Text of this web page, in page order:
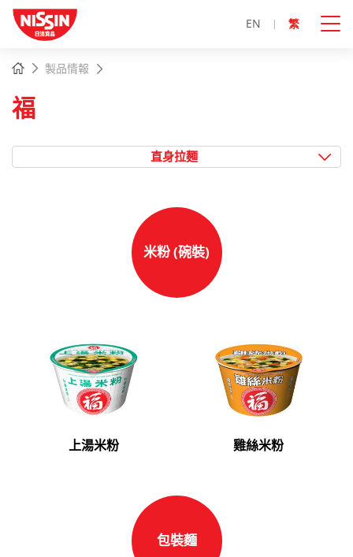
EN 繁
主頁製品情報
福
直身拉麵
米粉 (碗裝)
上湯米粉 雞絲米粉
包裝麵